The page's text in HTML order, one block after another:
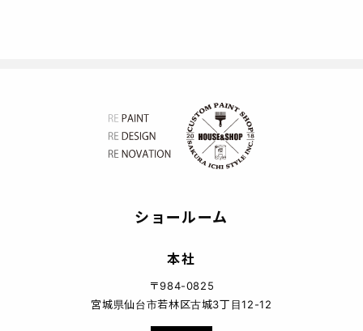
ショールーム
本社
〒984-0825
宮城県仙台市若林区古城3丁目12-12